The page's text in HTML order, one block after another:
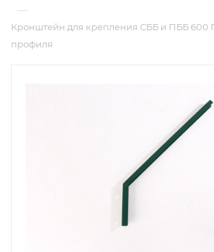
—
Кронштейн для крепления СББ и ПББ 600
профиля